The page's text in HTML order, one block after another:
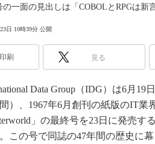
一面の見出しは「COBOLとRPGは新
日 10時39分 公開
印刷 見る
Data Group（IDG）は6月19日
間）、1967年6月創刊の紙版のIT業
」の最終号を23日に発売す
この号で同誌の47年間の歴史に